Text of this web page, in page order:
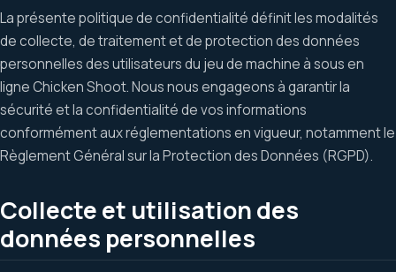
La présente politique de confidentialité définit les modalités
de collecte, de traitement et de protection des données
personnelles des utilisateurs du jeu de machine à sous en
ligne Chicken Shoot. Nous nous engageons à garantir la
sécurité et la confidentialité de vos informations
conformément aux réglementations en vigueur, notamment le
Règlement Général sur la Protection des Données (RGPD).
Collecte et utilisation des
données personnelles